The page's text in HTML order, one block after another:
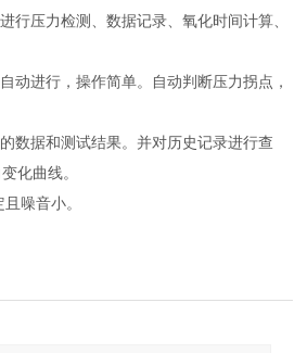
行压力检测、数据记录、氧化时间计算、
动进行，操作简单。自动判断压力拐点，
数据和测试结果。并对历史记录进行查
化曲线。
噪音小。